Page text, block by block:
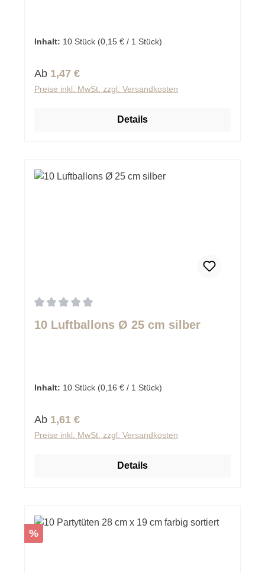
Inhalt: 10 Stück (0,15 € / 1 Stück)
Regulärer Preis:
Ab 1,47 €
Preise inkl. MwSt. zzgl. Versandkosten
Details
10 Luftballons Ø 25 cm silber
Inhalt: 10 Stück (0,16 € / 1 Stück)
Regulärer Preis:
Ab 1,61 €
Preise inkl. MwSt. zzgl. Versandkosten
Details
Rabatt
%